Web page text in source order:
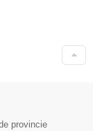
provincie